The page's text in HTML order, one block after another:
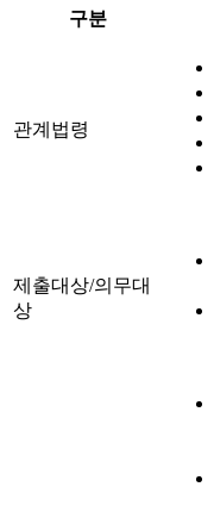
구분
관계법령
제출대상/의무대
상